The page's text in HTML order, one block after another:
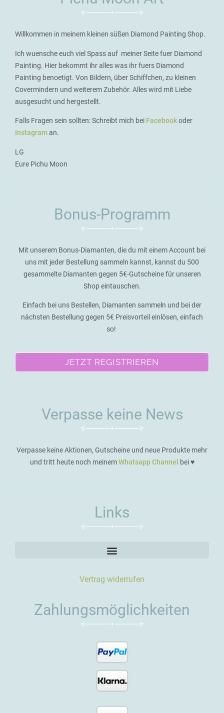
Willkommen in meinem kleinen süßen Diamond Painting Shop.
Ich wuensche euch viel Spass auf meiner Seite fuer Diamond
Painting. Hier bekommt ihr alles was ihr fuers Diamond
Painting benoetigt. Von Bildern, über Schiffchen, zu kleinen
Covermindern und weiterem Zubehör. Alles wird mit Liebe
ausgesucht und hergestellt.
Falls Fragen sein sollten: Schreibt mich bei Facebookoder
Instagraman.
LG
Eure Pichu Moon
Bonus-Programm
Mit unserem Bonus-Diamanten, die du mit einem Account bei
uns mit jeder Bestellung sammeln kannst, kannst du 500
gesammelte Diamanten gegen 5€-Gutscheine für unseren
Shop eintauschen.
Einfach bei uns Bestellen, Diamanten sammeln und bei der
nächsten Bestellung gegen 5€ Preisvorteil einlösen, einfach
so!
JETZT REGISTRIEREN
Verpasse keine News
Verpasse keine Aktionen, Gutscheine und neue Produkte mehr
und tritt heute noch meinemWhatsapp Channel bei ♥️
Links
Vertrag widerrufen
Zahlungsmöglichkeiten